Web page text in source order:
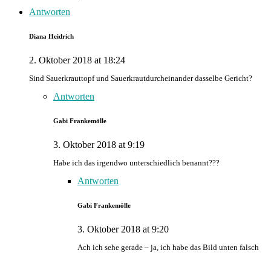
Antworten
Diana Heidrich
2. Oktober 2018 at 18:24
Sind Sauerkrauttopf und Sauerkrautdurcheinander dasselbe Gericht?
Antworten
Gabi Frankemölle
3. Oktober 2018 at 9:19
Habe ich das irgendwo unterschiedlich benannt???
Antworten
Gabi Frankemölle
3. Oktober 2018 at 9:20
Ach ich sehe gerade – ja, ich habe das Bild unten falsch